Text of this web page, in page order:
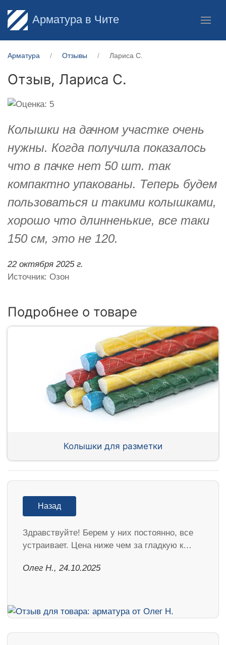
Арматура в Чите
Арматура Отзывы Лариса С.
Отзыв, Лариса С.
Колышки на дачном участке очень
нужны. Когда получила показалось
что в пачке нет 50 шт. так
компактно упакованы. Теперь будем
пользоваться и такими колышками,
хорошо что длинненькие, все таки
150 см, это не 120.
22 октября 2025 г.
Источник: Озон
Подробнее о товаре
Колышки для разметки
Назад
Здравствуйте! Берем у них постоянно, все
устраивает. Цена ниже чем за гладкую к…
Олег Н., 24.10.2025